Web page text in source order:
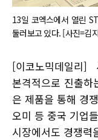
13일 코엑스에서 열린
둘러보고 있다. [사진=김
[이코노믹데일리]
본격적으로 진출
은 제품을 통해 경
오미 등 중국 기업
시장에서도 경쟁력